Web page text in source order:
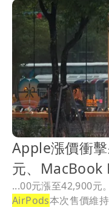
Apple漲價衝
元、MacBook
...00元漲至42,900元
AirPods本次售價維持